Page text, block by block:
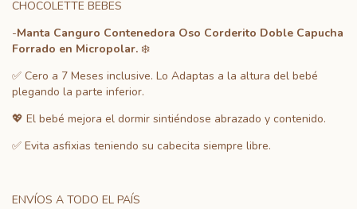
CHOCOLETTE BEBES
-Manta Canguro Contenedora Oso Corderito Doble Capucha
Forrado en Micropolar. ❄️
✅ Cero a 7 Meses inclusive. Lo Adaptas a la altura del bebé
plegando la parte inferior.
💖 El bebé mejora el dormir sintiéndose abrazado y contenido.
✅ Evita asfixias teniendo su cabecita siempre libre.
ENVÍOS A TODO EL PAÍS